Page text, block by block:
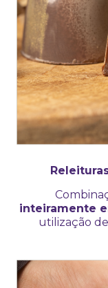
inteiramente
utilização